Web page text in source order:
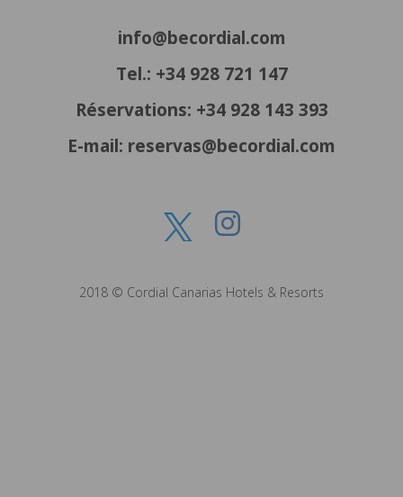
info@becordial.com
Tel.: +34 928 721 147
Réservations: +34 928 143 393
E-mail: reservas@becordial.com
2018 © Cordial Canarias Hotels & Resorts